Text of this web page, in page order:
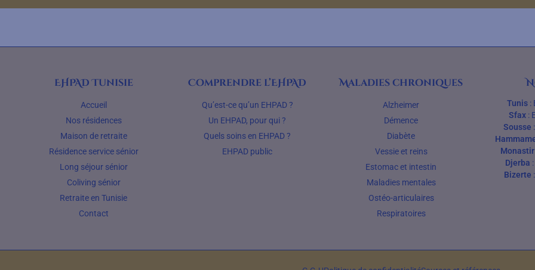
EHPAD Tunisie
Accueil
Nos résidences
Maison de retraite
Résidence service sénior
Long séjour sénior
Coliving sénior
Retraite en Tunisie
Contact
Comprendre l’EHPAD
Qu’est-ce qu’un EHPAD ?
Un EHPAD, pour qui ?
Quels soins en EHPAD ?
EHPAD public
Maladies chroniques
Alzheimer
Démence
Diabète
Vessie et reins
Estomac et intestin
Maladies mentales
Ostéo-articulaires
Respiratoires
Tunis :
Sfax :
Sousse
Monastir
Djerba :
Bizerte